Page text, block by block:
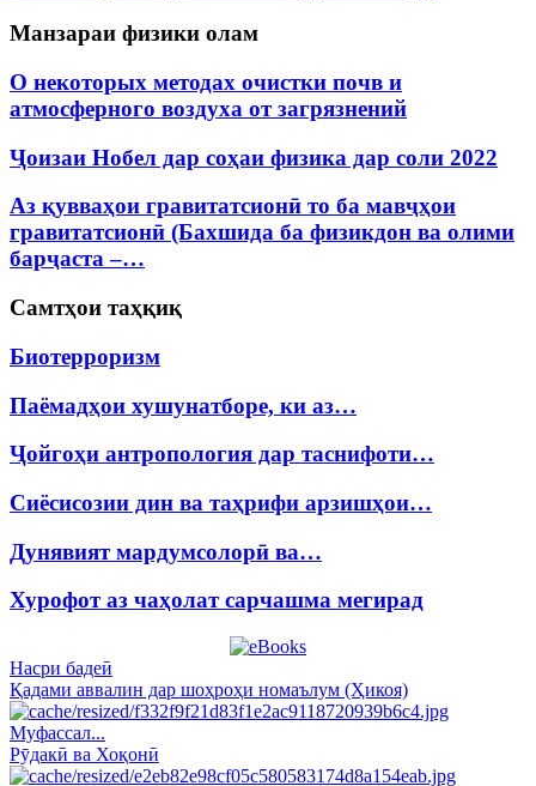
Манзараи физики олам
О некоторых методах очистки почв и
атмосферного воздуха от загрязнений
Ҷоизаи Нобел дар соҳаи физика дар соли 2022
Аз қувваҳои гравитатсионӣ то ба мавҷҳои
гравитатсионӣ (Бахшида ба физикдон ва олими
барҷаста –…
Самтҳои таҳқиқ
Биотерроризм
Паёмадҳои хушунатборе, ки аз…
Ҷойгоҳи антропология дар таснифоти…
Сиёсисозии дин ва таҳрифи арзишҳои…
Дунявият мардумсолорӣ ва…
Хурофот аз чаҳолат сарчашма мегирад
Насри бадеӣ
Қадами аввалин дар шоҳроҳи номаълум (Ҳикоя)
Муфассал...
Рӯдакӣ ва Хоқонӣ